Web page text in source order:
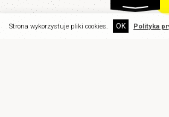
Strona wykorzystuje pliki cookies. OK Polityka